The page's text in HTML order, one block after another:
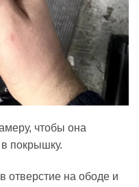
чтобы она
покрышку.
отверстие на ободе и